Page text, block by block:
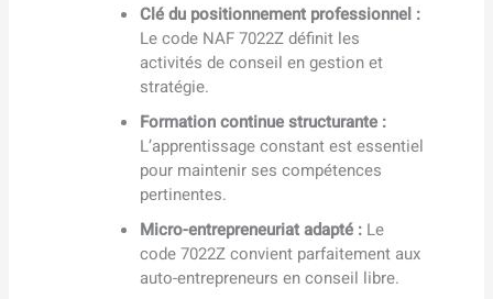
Clé du positionnement professionnel :
Le code NAF 7022Z définit les
activités de conseil en gestion et
stratégie.
Formation continue structurante :
L’apprentissage constant est essentiel
pour maintenir ses compétences
pertinentes.
Micro-entrepreneuriat adapté : Le
code 7022Z convient parfaitement aux
auto-entrepreneurs en conseil libre.